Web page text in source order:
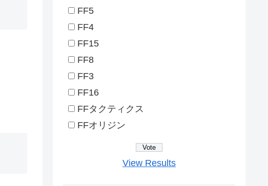
FF5
FF4
FF15
FF8
FF3
FF16
FFタクティクス
FFオリジン
View Results